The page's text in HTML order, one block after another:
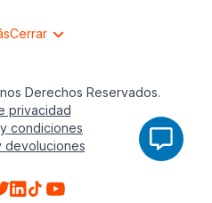
Cerrar
Derechos Reservados.
privacidad
condiciones
devoluciones